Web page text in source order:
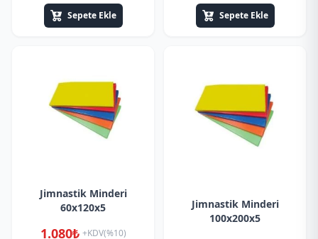
Sepete Ekle
Sepete Ekle
Jimnastik Minderi
60x120x5
1.080₺ +KDV(%10)
Jimnastik Minderi
100x200x5